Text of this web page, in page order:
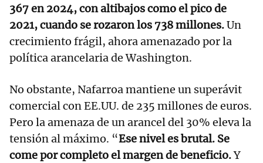
367 en 2024, con altibajos como el pico de
2021, cuando se rozaron los 738 millones.Un
crecimiento frágil, ahora amenazado por la
política arancelaria de Washington.
No obstante, Nafarroa mantiene un superávit
comercial con EE.UU. de 235 millones de euros.
Pero la amenaza de un arancel del 30% eleva la
tensión al máximo. “Ese nivel es brutal. Se
come por completo el margen de beneficio.Y